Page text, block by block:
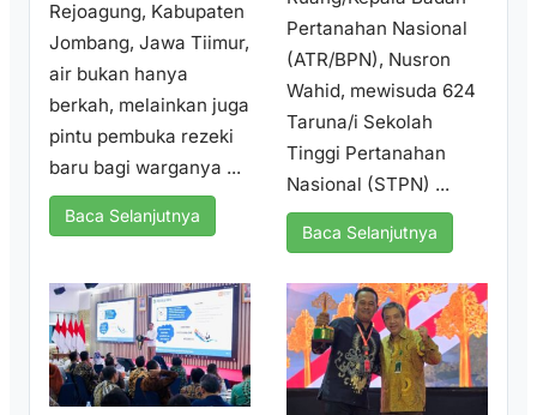
Rejoagung, Kabupaten
Jombang, Jawa Tiimur,
air bukan hanya
berkah, melainkan juga
pintu pembuka rezeki
baru bagi warganya ...
Baca Selanjutnya
Pertanahan Nasional
(ATR/BPN), Nusron
Wahid, mewisuda 624
Taruna/i Sekolah
Tinggi Pertanahan
Nasional (STPN) ...
Baca Selanjutnya